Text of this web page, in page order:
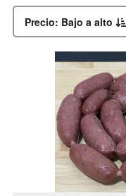
Precio: Bajo a alto